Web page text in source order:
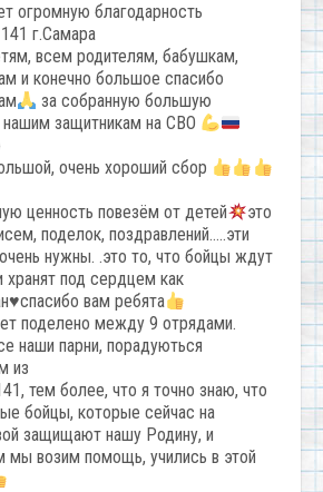
огромную благодарность
г.Самара
всем родителям, бабушкам,
и конечно большое спасибо
за собранную большую
защитникам на СВО
очень хороший сбор
ценность повезём от детей
это
поделок, поздравлений…..эти
нужны. .это то, что бойцы ждут
хранят под сердцем как
♥️спасибо вам ребята
поделено между 9 отрядами.
наши парни, порадуються
из
тем более, что я точно знаю, что
бойцы, которые сейчас на
защищают нашу Родину, и
мы возим помощь, учились в этой